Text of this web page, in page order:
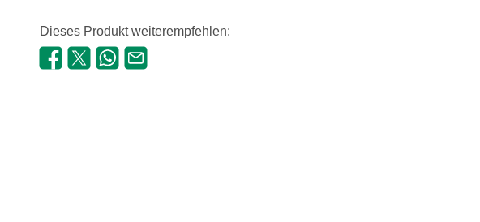
Dieses Produkt weiterempfehlen: